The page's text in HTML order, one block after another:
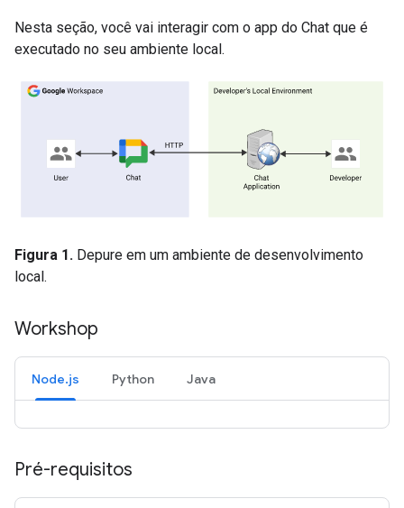
Nesta seção, você vai interagir com o app do Chat que é
executado no seu ambiente local.
Figura 1. Depure em um ambiente de desenvolvimento
local.
Workshop
Node.js Python Java
Pré-requisitos